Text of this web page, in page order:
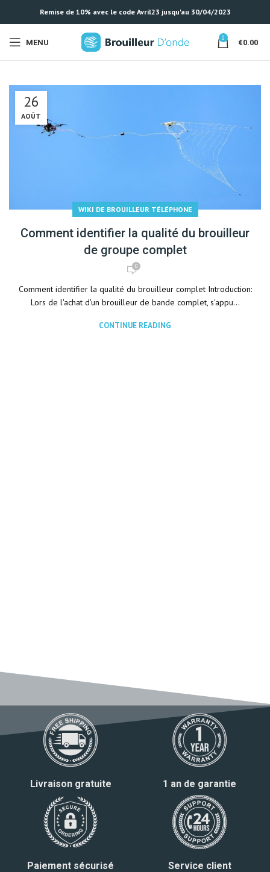
Remise de 10% avec le code Avril23 jusqu'au 30/04/2023
MENU 0 €0.00
26
AOÛT
WIKI DE BROUILLEUR TÉLÉPHONE
Comment identifier la qualité du brouilleur
de groupe complet
0
Comment identifier la qualité du brouilleur complet Introduction:
Lors de l'achat d'un brouilleur de bande complet, s'appu...
CONTINUE READING
Livraison gratuite 1 an de garantie
Paiement sécurisé Service client